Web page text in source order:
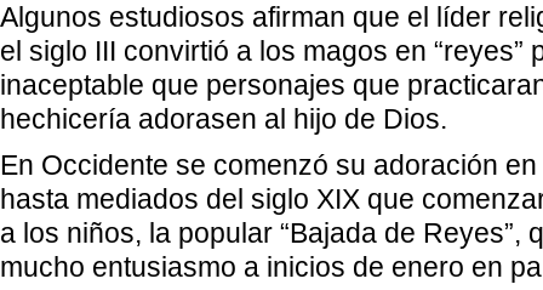
Algunos estudiosos afirman que el líder
el siglo III convirtió a los magos en “reyes”
inaceptable que personajes que
hechicería adorasen al hijo de Dios.
En Occidente se comenzó su adoración
hasta mediados del siglo XIX que
a los niños, la popular “Bajada de Reyes”,
mucho entusiasmo a inicios de enero en